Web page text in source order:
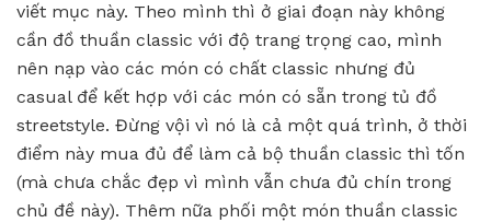
viết mục này. Theo mình thì ở giai đoạn này không
cần đồ thuần classic với độ trang trọng cao, mình
nên nạp vào các món có chất classic nhưng đủ
casual để kết hợp với các món có sẵn trong tủ đồ
streetstyle. Đừng vội vì nó là cả một quá trình, ở thời
điểm này mua đủ để làm cả bộ thuần classic thì tốn
(mà chưa chắc đẹp vì mình vẫn chưa đủ chín trong
chủ đề này). Thêm nữa phối một món thuần classic